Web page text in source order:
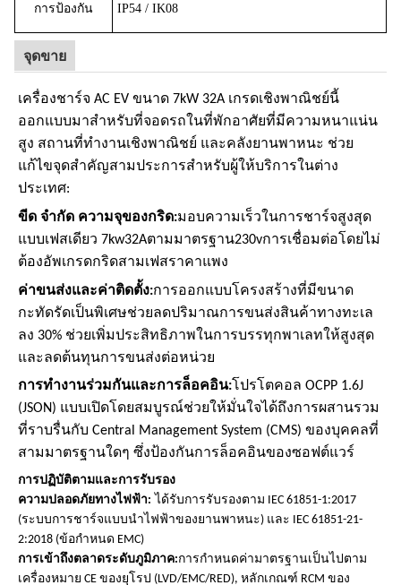
การป้องกัน IP54 / IK08
จุดขาย
เครื่องชาร์จ AC EV ขนาด 7kW 32A เกรดเชิงพาณิชย์นี้
ออกแบบมาสำหรับที่จอดรถในที่พักอาศัยที่มีความหนาแน่น
สูง สถานที่ทำงานเชิงพาณิชย์ และคลังยานพาหนะ ช่วย
แก้ไขจุดสำคัญสามประการสำหรับผู้ให้บริการในต่าง
ประเทศ:
ขีด จำกัด ความจุของกริด:มอบความเร็วในการชาร์จสูงสุด
แบบเฟสเดียว 7kw32Aตามมาตรฐาน230vการเชื่อมต่อโดยไม่
ต้องอัพเกรดกริดสามเฟสราคาแพง
ค่าขนส่งและค่าติดตั้ง:การออกแบบโครงสร้างที่มีขนาด
กะทัดรัดเป็นพิเศษช่วยลดปริมาณการขนส่งสินค้าทางทะเล
ลง 30% ช่วยเพิ่มประสิทธิภาพในการบรรทุกพาเลทให้สูงสุด
และลดต้นทุนการขนส่งต่อหน่วย
การทำงานร่วมกันและการล็อคอิน: โปรโตคอล OCPP 1.6J
(JSON) แบบเปิดโดยสมบูรณ์ช่วยให้มั่นใจได้ถึงการผสานรวม
ที่ราบรื่นกับ Central Management System (CMS) ของบุคคลที่
สามมาตรฐานใดๆ ซึ่งป้องกันการล็อคอินของซอฟต์แวร์
การปฏิบัติตามและการรับรอง
ความปลอดภัยทางไฟฟ้า: ได้รับการรับรองตาม IEC 61851-1:2017
(ระบบการชาร์จแบบนำไฟฟ้าของยานพาหนะ) และ IEC 61851-21-
2:2018 (ข้อกำหนด EMC)
การเข้าถึงตลาดระดับภูมิภาค:การกำหนดค่ามาตรฐานเป็นไปตาม
เครื่องหมาย CE ของยุโรป (LVD/EMC/RED), หลักเกณฑ์ RCM ของ